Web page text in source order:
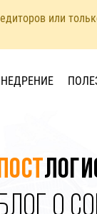
или
О